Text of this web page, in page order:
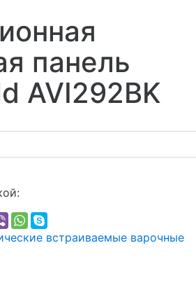
панель
AVI292BK
встраиваемые варочные